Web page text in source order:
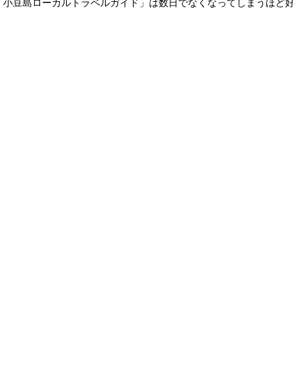
豆島ローカルトラベルガイド」は数日でなくなってしまうほど